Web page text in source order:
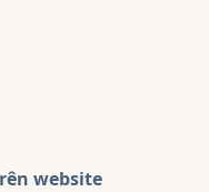
website